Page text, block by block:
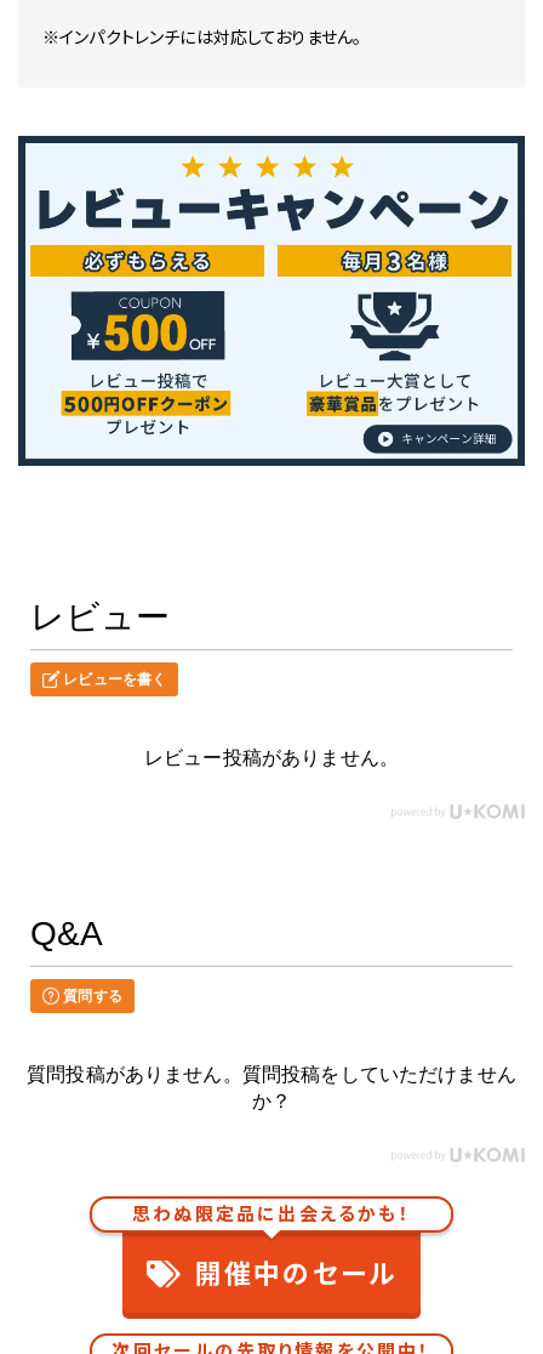
※インパクトレンチには対応しておりません。
レビュー
レビューを書く
レビュー投稿がありません。
Q&A
質問する
質問投稿がありません。質問投稿をしていただけません
か？
思わぬ限定品に出会えるかも！
開催中のセール